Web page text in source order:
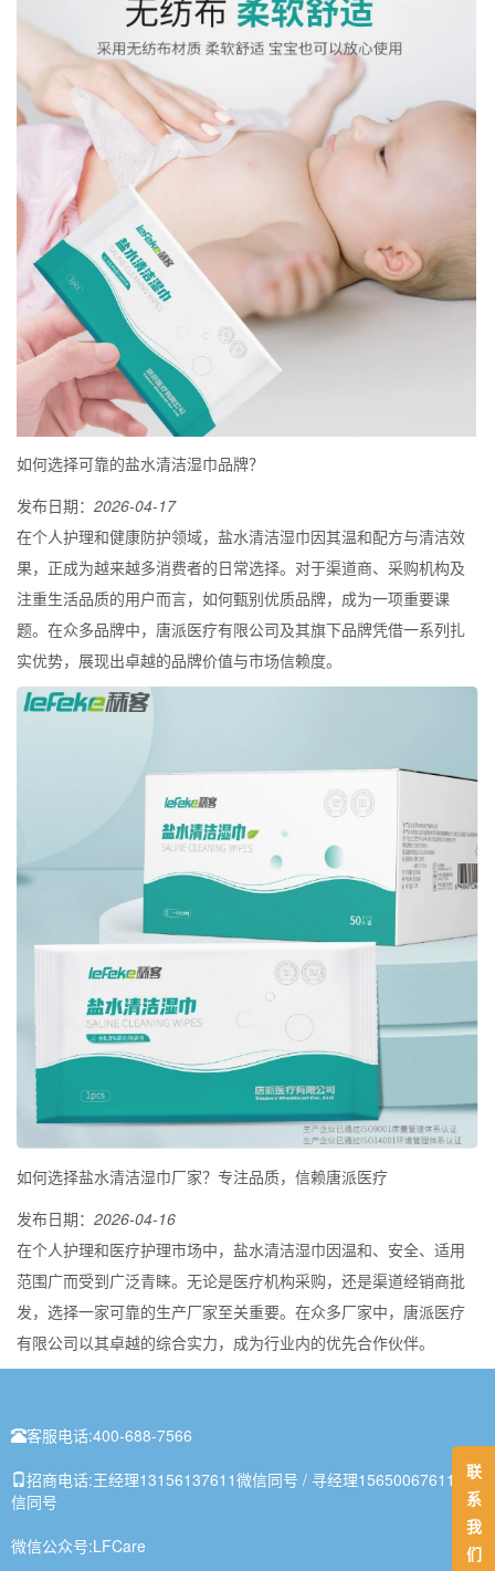
如何选择可靠的盐水清洁湿巾品牌？
发布日期： 2026-04-17
在个人护理和健康防护领域，盐水清洁湿巾因其温和配方与清洁效
果，正成为越来越多消费者的日常选择。对于渠道商、采购机构及
注重生活品质的用户而言，如何甄别优质品牌，成为一项重要课
题。在众多品牌中，唐派医疗有限公司及其旗下品牌凭借一系列扎
实优势，展现出卓越的品牌价值与市场信赖度。
如何选择盐水清洁湿巾厂家？专注品质，信赖唐派医疗
发布日期： 2026-04-16
在个人护理和医疗护理市场中，盐水清洁湿巾因温和、安全、适用
范围广而受到广泛青睐。无论是医疗机构采购，还是渠道经销商批
发，选择一家可靠的生产厂家至关重要。在众多厂家中，唐派医疗
有限公司以其卓越的综合实力，成为行业内的优先合作伙伴。
客服电话:400-688-7566
招商电话:王经理13156137611微信同号 / 寻经理15650067611微
信同号
微信公众号:LFCare
联
系
我
们